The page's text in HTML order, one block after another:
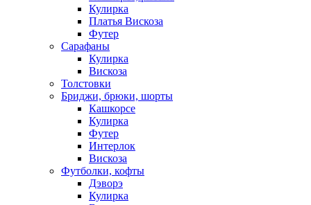
Кулирка
Платья Вискоза
Футер
Сарафаны
Кулирка
Вискоза
Толстовки
Бриджи, брюки, шорты
Кашкорсе
Кулирка
Футер
Интерлок
Вискоза
Футболки, кофты
Дэворэ
Кулирка